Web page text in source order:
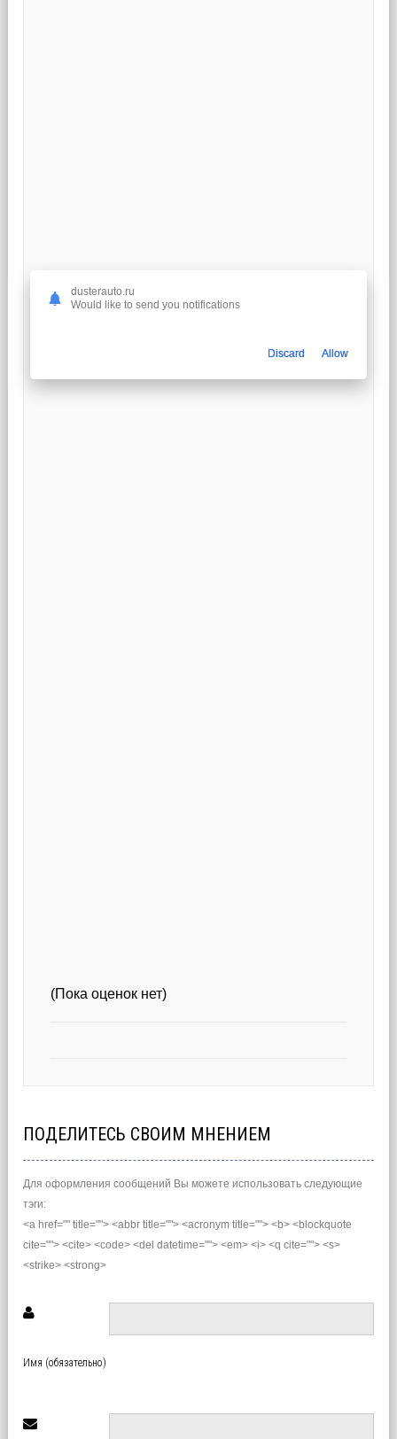
(Пока оценок нет)
ПОДЕЛИТЕСЬ СВОИМ МНЕНИЕМ
Для оформления сообщений Вы можете использовать следующие
тэги:
<a href="" title=""> <abbr title=""> <acronym title=""> <b> <blockquote
cite=""> <cite> <code> <del datetime=""> <em> <i> <q cite=""> <s>
<strike> <strong>
Имя (обязательно)
dusterauto.ru
Would like to send you notifications
Discard Allow